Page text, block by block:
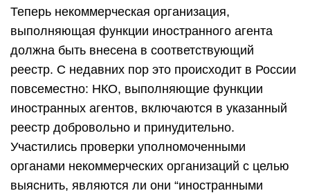
Теперь некоммерческая организация,
выполняющая функции иностранного агента
должна быть внесена в соответствующий
реестр. С недавних пор это происходит в России
повсеместно: НКО, выполняющие функции
иностранных агентов, включаются в указанный
реестр добровольно и принудительно.
Участились проверки уполномоченными
органами некоммерческих организаций с целью
выяснить, являются ли они “иностранными